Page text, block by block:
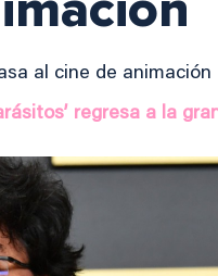
al cine de animación
regresa a la